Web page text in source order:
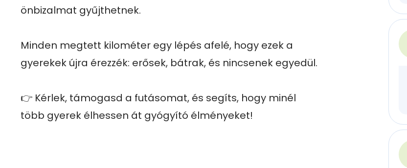
önbizalmat gyűjthetnek.
Minden megtett kilométer egy lépés afelé, hogy ezek a
gyerekek újra érezzék: erősek, bátrak, és nincsenek egyedül.
👉 Kérlek, támogasd a futásomat, és segíts, hogy minél
több gyerek élhessen át gyógyító élményeket!